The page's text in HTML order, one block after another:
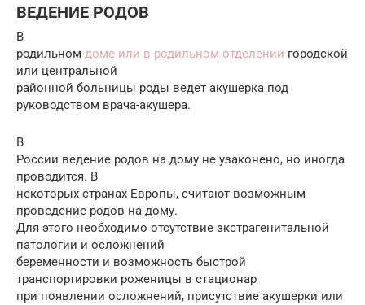
ВЕДЕНИЕ РОДОВ
В
родильном доме или в родильном отделении городской
или центральной
районной больницы роды ведет акушерка под
руководством врача-акушера.
В
России ведение родов на дому не узаконено, но иногда
проводится. В
некоторых странах Европы, считают возможным
проведение родов на дому.
Для этого необходимо отсутствие экстрагенитальной
патологии и осложнений
беременности и возможность быстрой
транспортировки роженицы в стационар
при появлении осложнений, присутствие акушерки или